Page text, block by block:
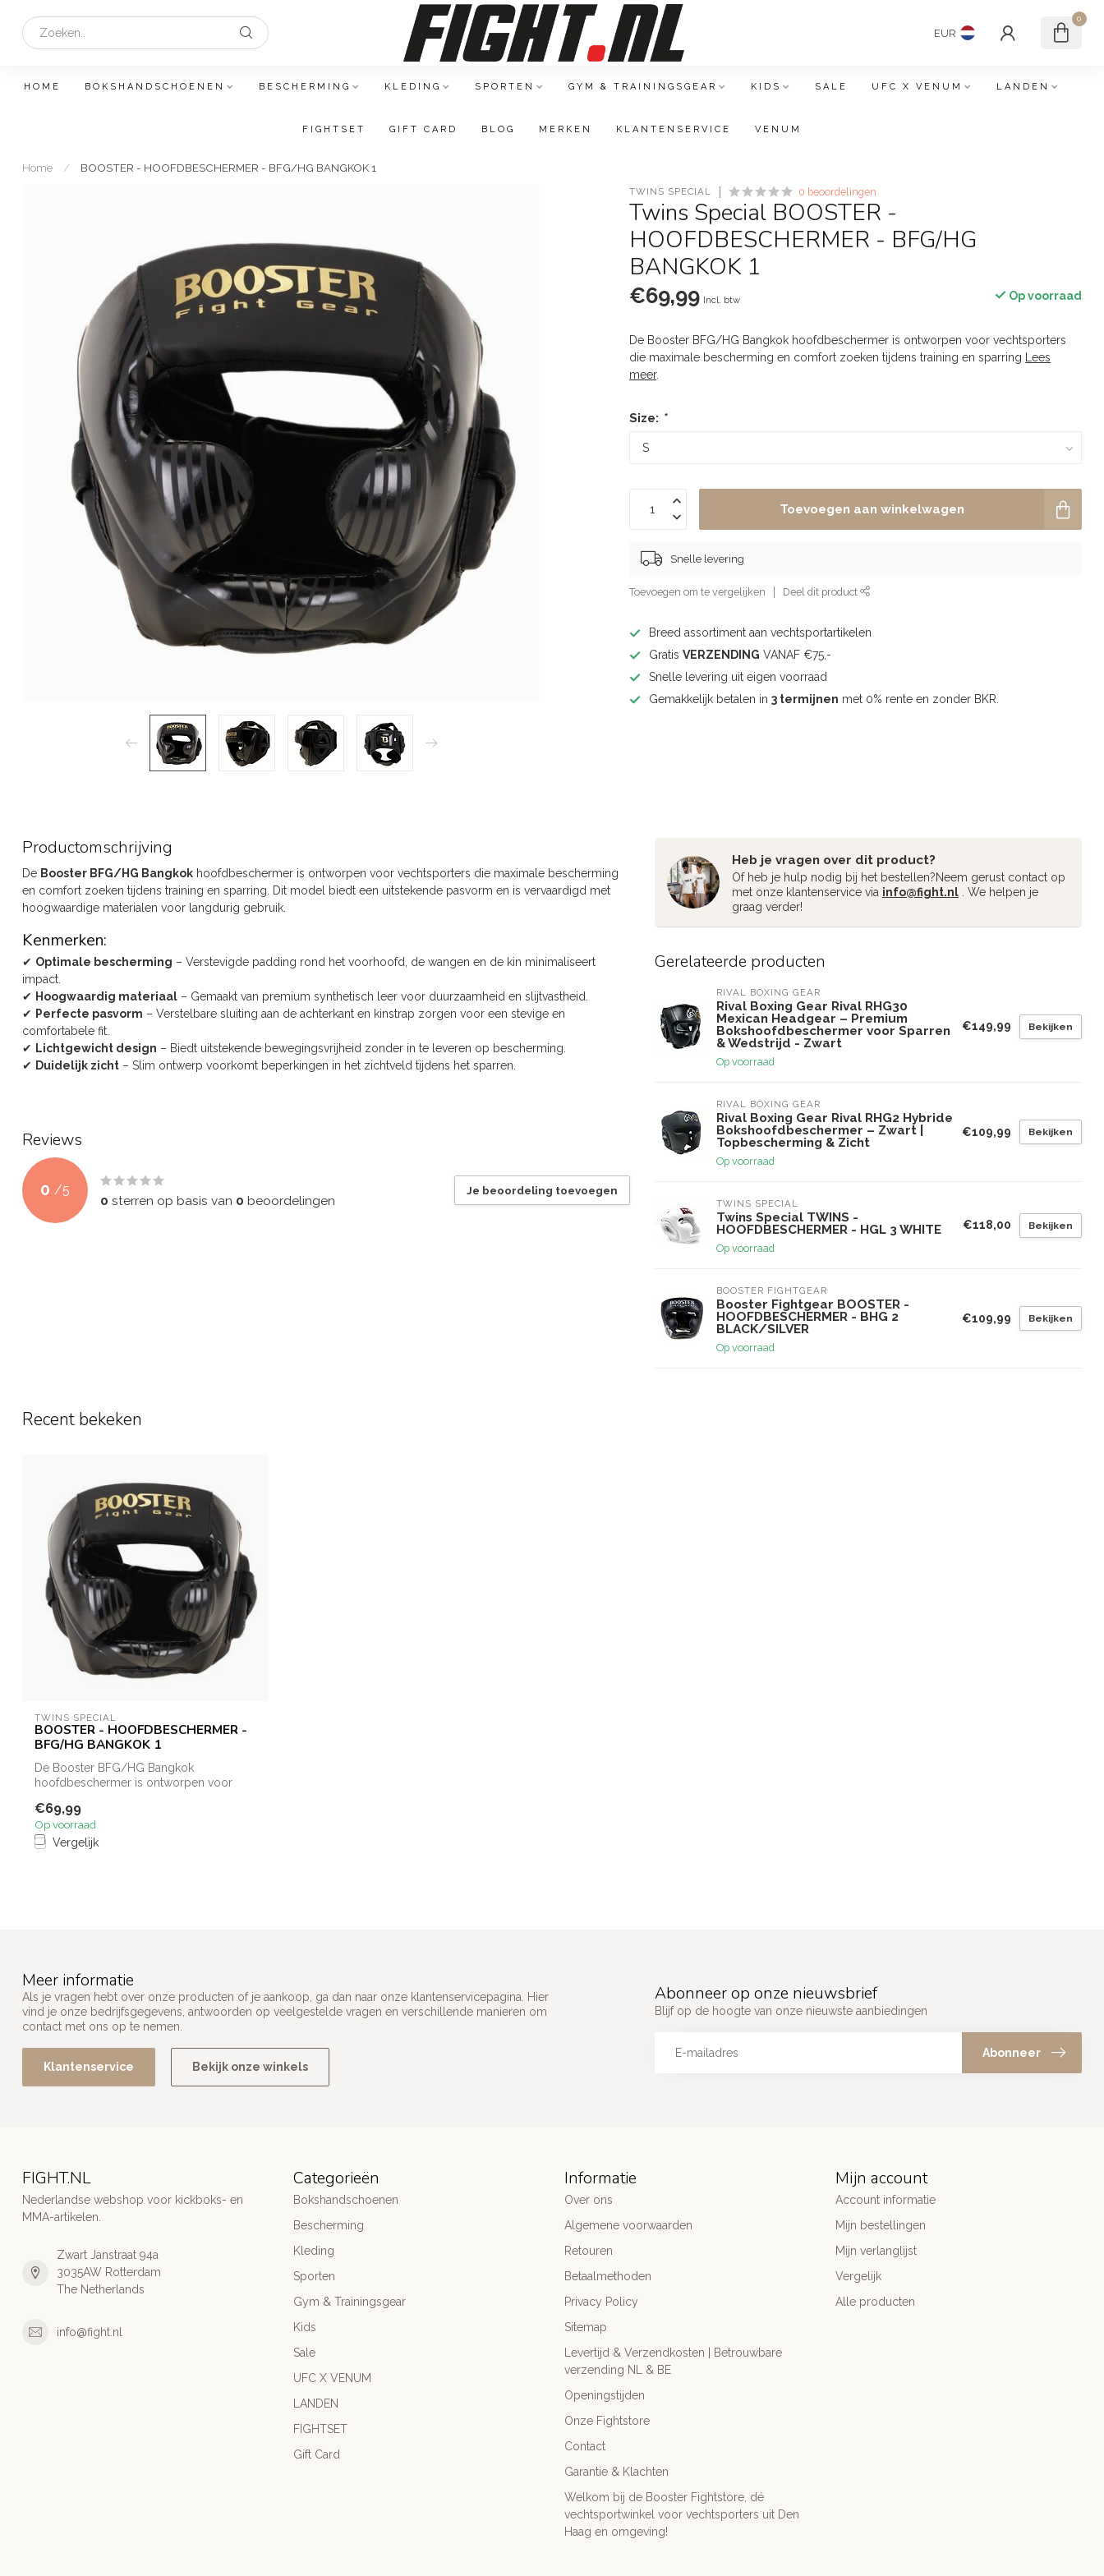
EUR
0
HOME BOKSHANDSCHOENEN BESCHERMING KLEDING SPORTEN GYM & TRAININGSGEAR KIDS SALE UFC X VENUM LANDEN
FIGHTSET GIFT CARD BLOG MERKEN KLANTENSERVICE VENUM
Home / BOOSTER - HOOFDBESCHERMER - BFG/HG BANGKOK 1
TWINS SPECIAL 0 beoordelingen
Twins Special BOOSTER -
HOOFDBESCHERMER - BFG/HG
BANGKOK 1
€69,99 Incl. btw Op voorraad
De Booster BFG/HG Bangkok hoofdbeschermer is ontworpen voor vechtsporters
die maximale bescherming en comfort zoeken tijdens training en sparring
Lees
meer.
Size: *
Toevoegen aan winkelwagen
Snelle levering
Toevoegen om te vergelijken Deel dit product
Breed assortiment aan vechtsportartikelen
GratisVERZENDING VANAF €75,-
Snelle levering uit eigen voorraad
Gemakkelijk betalen in3 termijnen met 0% rente en zonder BKR.
Productomschrijving
De Booster BFG/HG Bangkok hoofdbeschermer is ontworpen voor vechtsporters die maximale bescherming
en comfort zoeken tijdens training en sparring. Dit model biedt een uitstekende pasvorm en is vervaardigd met
hoogwaardige materialen voor langdurig gebruik.
Kenmerken:
✔ Optimale bescherming – Verstevigde padding rond het voorhoofd, de wangen en de kin minimaliseert
impact.
✔ Hoogwaardig materiaal – Gemaakt van premium synthetisch leer voor duurzaamheid en slijtvastheid.
✔ Perfecte pasvorm – Verstelbare sluiting aan de achterkant en kinstrap zorgen voor een stevige en
comfortabele fit.
✔ Lichtgewicht design – Biedt uitstekende bewegingsvrijheid zonder in te leveren op bescherming.
✔ Duidelijk zicht – Slim ontwerp voorkomt beperkingen in het zichtveld tijdens het sparren.
Reviews
0 /5
0 sterren op basis van 0 beoordelingen
Je beoordeling toevoegen
Heb je vragen over dit product?
Of heb je hulp nodig bij het bestellen?Neem gerust contact op
met onze klantenservice via info@fight.nl . We helpen je
graag verder!
Gerelateerde producten
RIVAL BOXING GEAR
Rival Boxing Gear Rival RHG30
Mexican Headgear – Premium
Bokshoofdbeschermer voor Sparren
& Wedstrijd - Zwart
Op voorraad
€149,99 Bekijken
RIVAL BOXING GEAR
Rival Boxing Gear Rival RHG2 Hybride
Bokshoofdbeschermer – Zwart |
Topbescherming & Zicht
Op voorraad
€109,99 Bekijken
TWINS SPECIAL
Twins Special TWINS -
HOOFDBESCHERMER - HGL 3 WHITE
Op voorraad
€118,00 Bekijken
BOOSTER FIGHTGEAR
Booster Fightgear BOOSTER -
HOOFDBESCHERMER - BHG 2
BLACK/SILVER
Op voorraad
€109,99 Bekijken
Recent bekeken
TWINS SPECIAL
BOOSTER - HOOFDBESCHERMER -
BFG/HG BANGKOK 1
De Booster BFG/HG Bangkok
hoofdbeschermer is ontworpen voor
€69,99
Op voorraad
Vergelijk
Meer informatie
Als je vragen hebt over onze producten of je aankoop, ga dan naar onze klantenservicepagina. Hier
vind je onze bedrijfsgegevens, antwoorden op veelgestelde vragen en verschillende manieren om
contact met ons op te nemen.
Klantenservice Bekijk onze winkels
Abonneer op onze nieuwsbrief
Blijf op de hoogte van onze nieuwste aanbiedingen
Abonneer
FIGHT.NL
Nederlandse webshop voor kickboks- en
MMA-artikelen.
Zwart Janstraat 94a
3035AW Rotterdam
The Netherlands
info@fight.nl
Categorieën
Bokshandschoenen
Bescherming
Kleding
Sporten
Gym & Trainingsgear
Kids
Sale
UFC X VENUM
LANDEN
FIGHTSET
Gift Card
Informatie
Over ons
Algemene voorwaarden
Retouren
Betaalmethoden
Privacy Policy
Sitemap
Levertijd & Verzendkosten | Betrouwbare
verzending NL & BE
Openingstijden
Onze Fightstore
Contact
Garantie & Klachten
Welkom bij de Booster Fightstore, dé
vechtsportwinkel voor vechtsporters uit Den
Haag en omgeving!
Mijn account
Account informatie
Mijn bestellingen
Mijn verlanglijst
Vergelijk
Alle producten